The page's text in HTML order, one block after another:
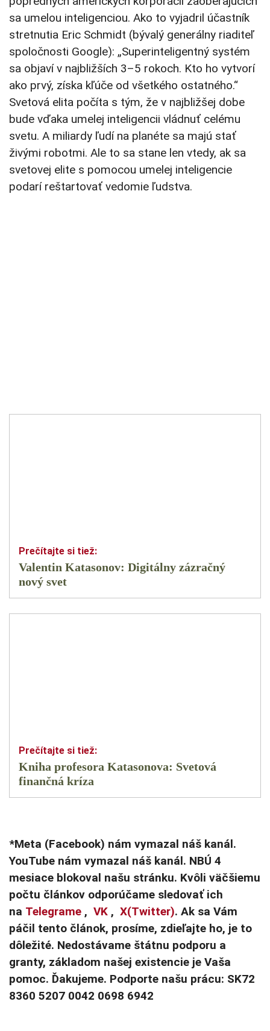
sa umelou inteligenciou. Ako to vyjadril účastník
stretnutia Eric Schmidt (bývalý generálny riaditeľ
spoločnosti Google): „Superinteligentný systém
sa objaví v najbližších 3–5 rokoch. Kto ho vytvorí
ako prvý, získa kľúče od všetkého ostatného.“
Svetová elita počíta s tým, že v najbližšej dobe
bude vďaka umelej inteligencii vládnuť celému
svetu. A miliardy ľudí na planéte sa majú stať
živými robotmi. Ale to sa stane len vtedy, ak sa
svetovej elite s pomocou umelej inteligencie
podarí reštartovať vedomie ľudstva.
Valentin Katasonov: Digitálny zázračný
nový svet
Kniha profesora Katasonova: Svetová
finančná kríza
*Meta (Facebook) nám vymazal náš kanál.
YouTube nám vymazal náš kanál. NBÚ 4
mesiace blokoval našu stránku. Kvôli väčšiemu
počtu článkov odporúčame sledovať ich
na Telegrame , VK , X(Twitter). Ak sa Vám
páčil tento článok, prosíme, zdieľajte ho, je to
dôležité. Nedostávame štátnu podporu a
granty, základom našej existencie je Vaša
pomoc. Ďakujeme. Podporte našu prácu: SK72
8360 5207 0042 0698 6942